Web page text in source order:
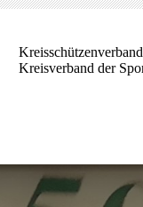
Kreisverband der